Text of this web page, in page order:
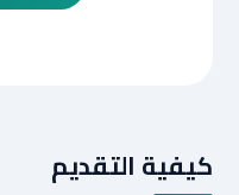
كيفية التقديم